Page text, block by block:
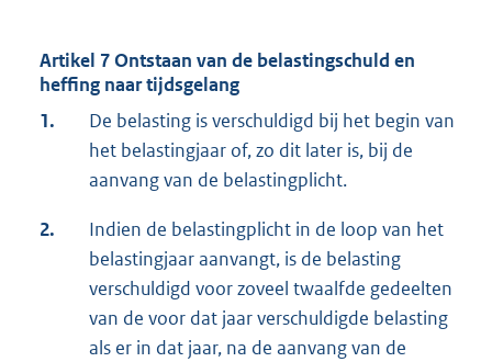
Artikel 7 Ontstaan van de belastingschuld en
heffing naar tijdsgelang
1.
De belasting is verschuldigd bij het begin van
het belastingjaar of, zo dit later is, bij de
aanvang van de belastingplicht.
2.
Indien de belastingplicht in de loop van het
belastingjaar aanvangt, is de belasting
verschuldigd voor zoveel twaalfde gedeelten
van de voor dat jaar verschuldigde belasting
als er in dat jaar, na de aanvang van de